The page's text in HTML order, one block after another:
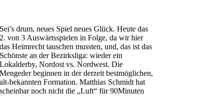
Sei’s drum, neues Spiel neues Glück. Heute das
2. von 3 Auswärtsspielen in Folge, da wir hier
das Heimrecht tauschen mussten, und, das ist das
Schönste an der Bezirksliga: wieder ein
Lokalderby, Nordost vs. Nordwest. Die
Mengeder beginnen in der derzeit bestmöglichen,
alt-bekannten Formation. Matthias Schmidt hat
scheinbar noch nicht die „Luft“ für 90Minuten